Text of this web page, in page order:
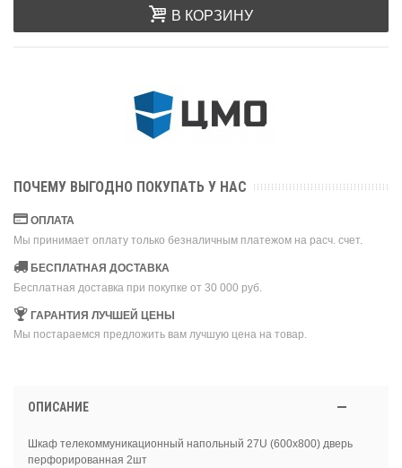
В КОРЗИНУ
ПОЧЕМУ ВЫГОДНО ПОКУПАТЬ У НАС
ОПЛАТА
Мы принимает оплату только безналичным платежом на расч. счет.
БЕСПЛАТНАЯ ДОСТАВКА
Бесплатная доставка при покупке от 30 000 руб.
ГАРАНТИЯ ЛУЧШЕЙ ЦЕНЫ
Мы постараемся предложить вам лучшую цена на товар.
ОПИСАНИЕ
Шкаф телекоммуникационный напольный 27U (600x800) дверь
перфорированная 2шт